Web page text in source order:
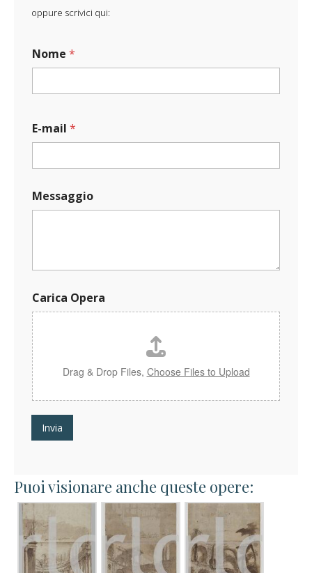
oppure scrivici qui:
Nome *
E-mail *
p
e
r
a
N
o
m
e
Messaggio
Carica Opera
Drag & Drop Files, Choose Files to Upload
Invia
Puoi visionare anche queste opere: